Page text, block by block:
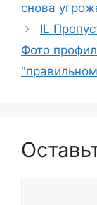
снова
IL
Фото